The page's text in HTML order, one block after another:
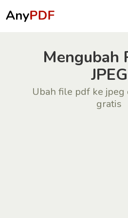
Mengubah
JPEG
Ubah file pdf ke jpeg
gratis